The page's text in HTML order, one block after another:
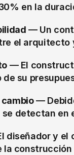
en la
— Un
el
— El
su
—
detectan en
diseñador y el